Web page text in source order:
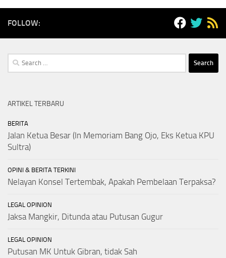
FOLLOW:
Search
for:
ARTIKEL TERBARU
BERITA
Jalan Ketua Besar (In Memoriam Bang Ojo, Eks Ketua KPU
Sultra)
OPINI & BERITA TERKINI
Nelayan Konsel Tertembak, Apakah Pembelaan Terpaksa?
LEGAL OPINION
Jaksa Mangkir, Ditunda atau Putusan Gugur
LEGAL OPINION
Putusan MK Untuk Gibran, tidak Sah